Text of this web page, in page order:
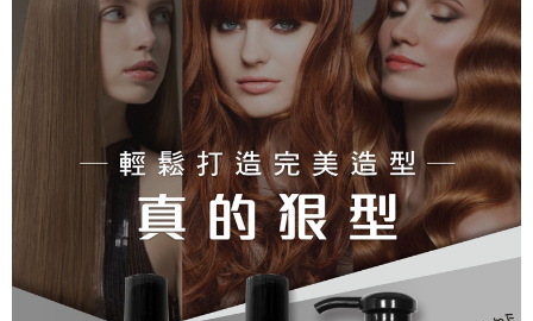
每筆NT$80，滿NT$699(含以上)免運費
付款後7-11取貨
每筆NT$80，滿NT$699(含以上)免運費
每筆NT$80，滿NT$699(含以上)免運費
每筆NT$80，滿NT$699(含以上)免運費